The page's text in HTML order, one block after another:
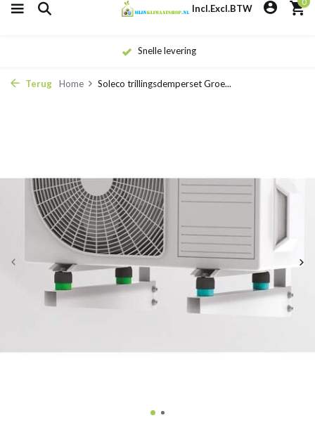
Incl.Excl.BTW
Snelle levering
Terug Home Soleco trillingsdemperset Groe...